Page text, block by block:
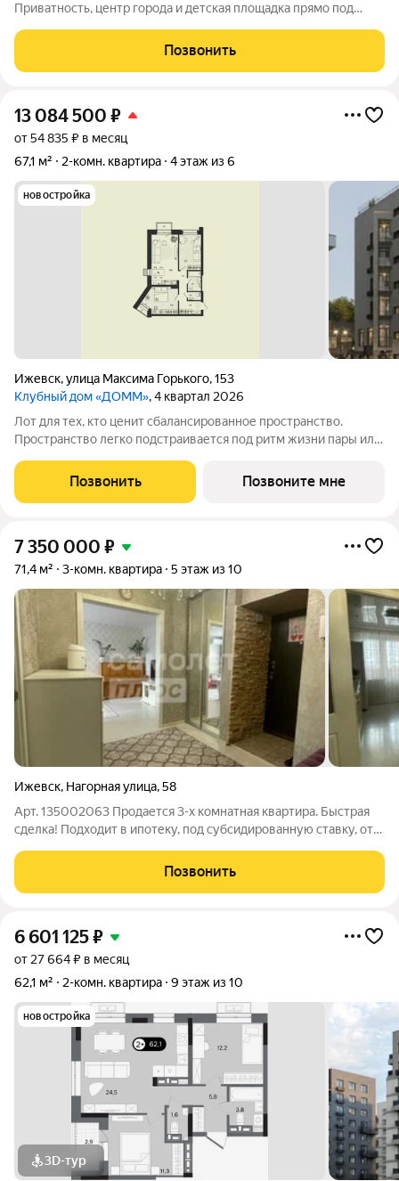
Приватность, центр города и детская площадка прямо под
где собирается вся семья Окна на детскую площадку вы всегда
видите, чем
Позвонить
13 084 500 ₽
от 54 835 ₽ в месяц
67,1 м²
2-комн. квартира 4 этаж из 6
новостройка
Ижевск,улица Максима Горького,153
Клубный дом «ДОММ», 4 квартал 2026
Лот для тех, кто ценит сбалансированное пространство.
Пространство легко подстраивается под ритм жизни пары или
мягким светом и ощущением покоя. ДОММ Клубный дом у
воды. Вид на пруд из Вашего
Позвонить Позвоните мне
7 350 000 ₽
71,4 м² 3-комн. квартира 5 этаж из 10
Ижевск, Нагорная улица,58
Арт. 135002063 Продается 3-х комнатная квартира. Быстрая
сделка! Подходит в ипотеку, под субсидированную ставку, от
расположение комнат, раздельный санузел, просторная
гардеробная, 2 лоджии и
Позвонить
6 601 125₽
от 27 664 ₽ в месяц
62,1 м²
2-комн. квартира 9 этаж из 10
новостройка
3D-тур